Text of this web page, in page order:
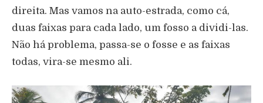
direita. Mas vamos na auto-estrada, como cá,
duas faixas para cada lado, um fosso a dividi-las.
Não há problema, passa-se o fosse e as faixas
todas, vira-se mesmo ali.